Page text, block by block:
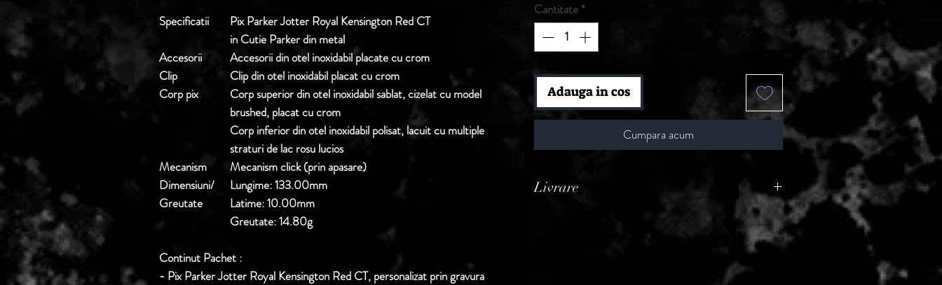
Specificatii
Pix Parker Jotter Royal Kensington Red CT
in Cutie Parker din metal
Accesorii
Accesorii din otel inoxidabil placate cu crom
Clip
Clip din otel inoxidabil placat cu crom
Corp pix
Corp superior din otel inoxidabil sablat, cizelat cu model
brushed, placat cu crom
Corp inferior din otel inoxidabil polisat, lacuit cu multiple
straturi de lac rosu lucios
Mecanism
Mecanism click (prin apasare)
Dimensiuni/
Greutate
Lungime: 133.00mm
Latime: 10.00mm
Greutate: 14.80g
Continut Pachet :
- Pix Parker Jotter Royal Kensington Red CT, personalizat prin gravura
Cantitate *
Adauga in cos
Cumpara acum
Livrare
Termen de livrare: 1 - 2 zile lucratoare, din momentul
confirmarii comenzii de catre Seller.